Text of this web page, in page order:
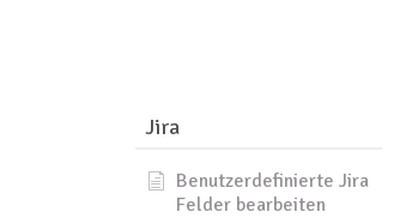
Jira
Benutzerdefinierte Jira
Felder bearbeiten